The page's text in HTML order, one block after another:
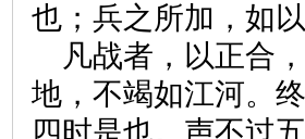
也；兵之所加，如
凡战者，以正合
地，不竭如江河。
四时是也。声不过